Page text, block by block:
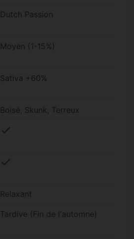
Dutch Passion
Moyen (1-15%)
Sativa +60%
Boisé, Skunk, Terreux
check
check
Relaxant
Tardive (Fin de l'automne)